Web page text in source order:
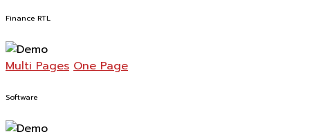
Finance RTL
Multi Pages One Page
Software